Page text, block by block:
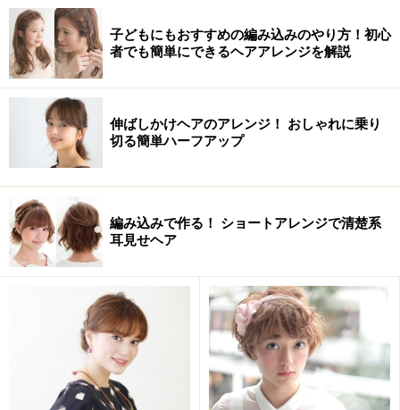
おすすめのタイプ
顔型 たまご ベース 面長
髪質 すべてOK
毛量 普通
クセ なし～ややあり
ヘアアレンジの方法・やり方
子どもにもおすすめの編み込みのやり方！初心
者でも簡単にできるヘアアレンジを解説
伸ばしかけヘアのアレンジ！ おしゃれに乗り
切る簡単ハーフアップ
編み込みで作る！ ショートアレンジで清楚系
耳見せヘア